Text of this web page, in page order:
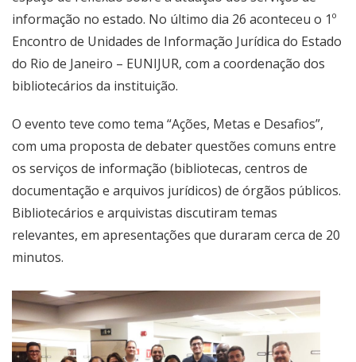
informação no estado. No último dia 26 aconteceu o 1º
Encontro de Unidades de Informação Jurídica do Estado
do Rio de Janeiro – EUNIJUR, com a coordenação dos
bibliotecários da instituição.
O evento teve como tema “Ações, Metas e Desafios”,
com uma proposta de debater questões comuns entre
os serviços de informação (bibliotecas, centros de
documentação e arquivos jurídicos) de órgãos públicos.
Bibliotecários e arquivistas discutiram temas
relevantes, em apresentações que duraram cerca de 20
minutos.